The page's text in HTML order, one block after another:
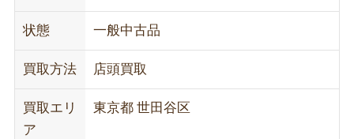
状態 一般中古品
買取方法 店頭買取
買取エリ
ア
東京都 世田谷区